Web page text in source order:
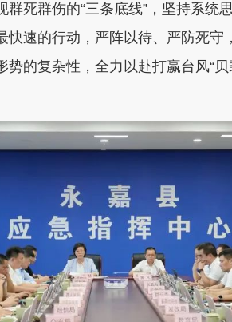
死群伤的“三条底线”，坚持系统
快速的行动，严阵以待、严防死守
的复杂性，全力以赴打赢台风“